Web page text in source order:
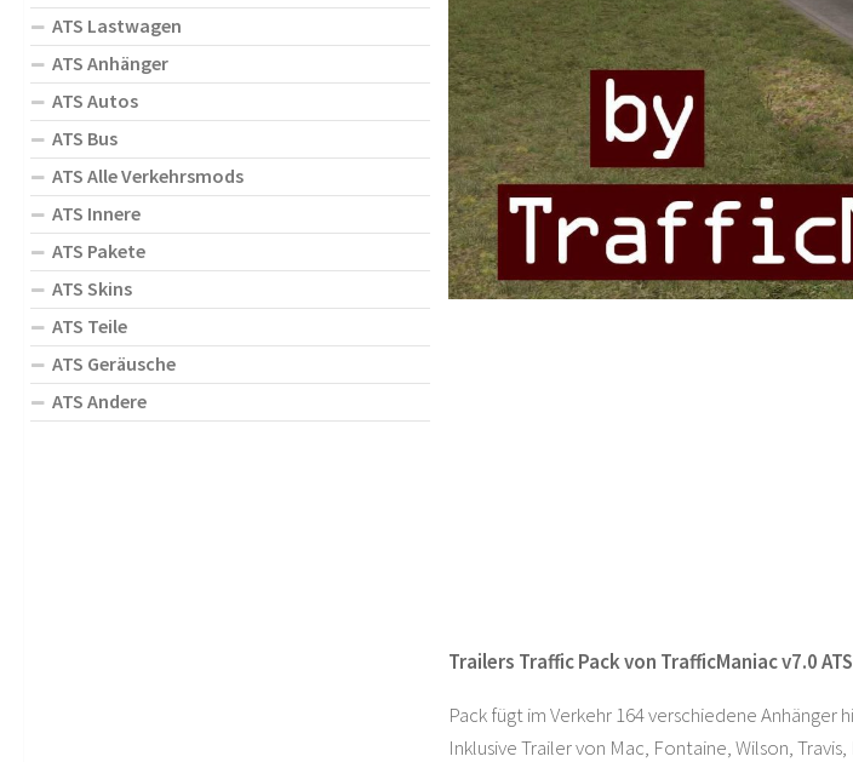
Trailers Traffic Pack von TrafficManiac v7.0 ATS
Pack fügt im Verkehr 164 verschiedene Anhänger
Inklusive Trailer von Mac, Fontaine, Wilson,
ATS Lastwagen
ATS Anhänger
ATS Autos
ATS Bus
ATS Alle Verkehrsmods
ATS Innere
ATS Pakete
ATS Skins
ATS Teile
ATS Geräusche
ATS Andere